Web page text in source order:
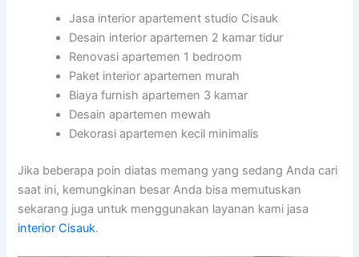
Jasa interior apartement studio Cisauk
Desain interior apartemen 2 kamar tidur
Renovasi apartemen 1 bedroom
Paket interior apartemen murah
Biaya furnish apartemen 3 kamar
Desain apartemen mewah
Dekorasi apartemen kecil minimalis
Jika beberapa poin diatas memang yang sedang Anda cari
saat ini, kemungkinan besar Anda bisa memutuskan
sekarang juga untuk menggunakan layanan kami jasa
interior Cisauk.